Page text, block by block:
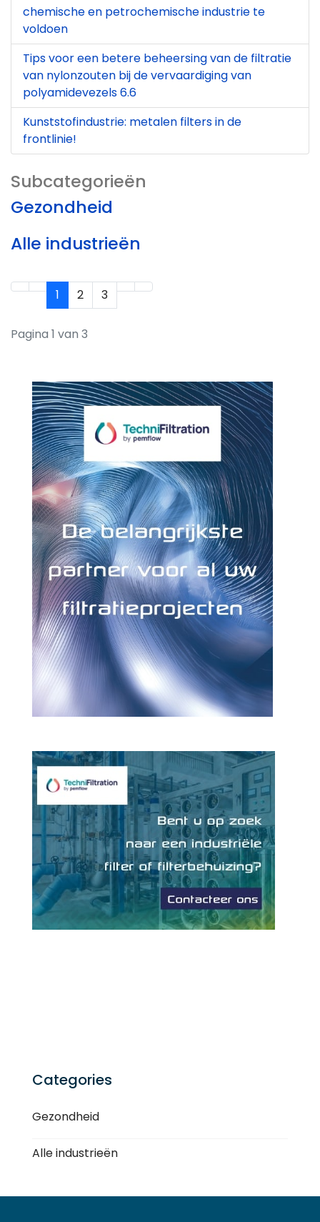
chemische en petrochemische industrie te
voldoen
Tips voor een betere beheersing van de filtratie
van nylonzouten bij de vervaardiging van
polyamidevezels 6.6
Kunststofindustrie: metalen filters in de
frontlinie!
Subcategorieën
Gezondheid
Alle industrieën
1 2 3
Pagina 1 van 3
Categories
Gezondheid
Alle industrieën